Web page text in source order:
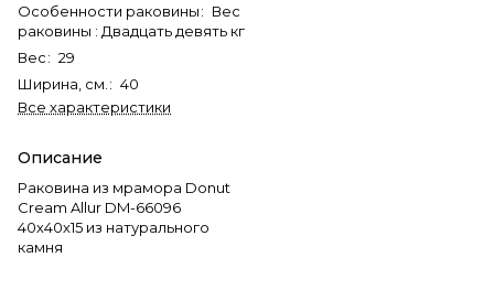
Особенности раковины: Вес
раковины : Двадцать девять кг
Вес: 29
Ширина, см. : 40
Все характеристики
Описание
Раковина из мрамора Donut
Cream Allur DM-66096
40х40х15 из натурального
камня